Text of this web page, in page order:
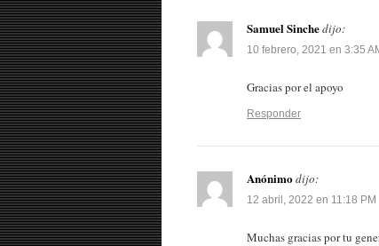
Samuel Sinchedijo:
10 febrero, 2021 en 3:35
Gracias por el apoyo
Responder
Anónimodijo:
12 abril, 2022 en 11:18 PM
Muchas gracias por tu